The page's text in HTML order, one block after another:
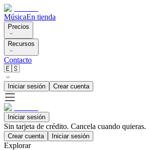
MúsicaEn tienda
Precios
Recursos
Contacto
🇪🇸
Iniciar sesión Crear cuenta
Iniciar sesión
Sin tarjeta de crédito. Cancela cuando quieras.
Crear cuenta Iniciar sesión
Explorar